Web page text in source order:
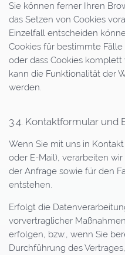
Sie können ferner Ihren
das Setzen von Cookies
Einzelfall entscheiden
Cookies für bestimmte
oder dass Cookies
kann die Funktionalität der
werden.
3.4. Kontaktformular und
Wenn Sie mit uns in
oder E-Mail), verarbeiten
der Anfrage sowie für den
entstehen.
Erfolgt die
vorvertraglicher
erfolgen, bzw., wenn Sie
Durchführung des